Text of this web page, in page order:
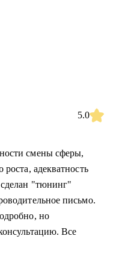
но и личное
5.0
смены сферы,
адекватность
"тюнинг"
письмо.
но
Все